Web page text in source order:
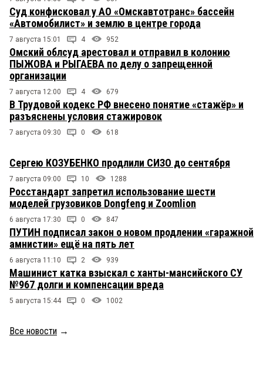
Суд конфисковал у АО «Омскавтотранс» бассейн
«Автомобилист» и землю в центре города
7 августа 15:01 4 952
Омский облсуд арестовал и отправил в колонию
ПЫЖОВА и РЫГАЕВА по делу о запрещенной
организации
7 августа 12:00 4 679
В Трудовой кодекс РФ внесено понятие «стажёр» и
разъяснены условия стажировок
7 августа 09:30 0 618
Сергею КОЗУБЕНКО продлили СИЗО до сентября
7 августа 09:00 10 1288
Росстандарт запретил использование шести
моделей грузовиков Dongfeng и Zoomlion
6 августа 17:30 0 847
ПУТИН подписал закон о новом продлении «гаражной
амнистии» ещё на пять лет
6 августа 11:10 2 939
Машинист катка взыскал с ханты-мансийского СУ
№967 долги и компенсации вреда
5 августа 15:44 0 1002
Все новости →